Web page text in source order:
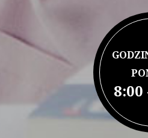
8:00